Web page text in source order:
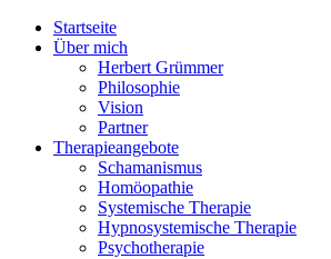
Jump to navigation
Startseite
Über mich
Herbert Grümmer
Philosophie
Vision
Partner
Therapieangebote
Schamanismus
Homöopathie
Systemische Therapie
Hypnosystemische Therapie
Psychotherapie